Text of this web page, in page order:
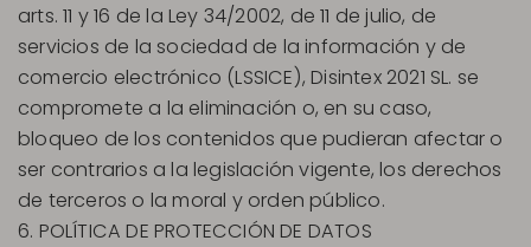
arts. 11 y 16 de la Ley 34/2002, de 11 de julio, de
servicios de la sociedad de la información y de
comercio electrónico (LSSICE), Disintex 2021 SL. se
compromete a la eliminación o, en su caso,
bloqueo de los contenidos que pudieran afectar o
ser contrarios a la legislación vigente, los derechos
de terceros o la moral y orden público.
6. POLÍTICA DE PROTECCIÓN DE DATOS